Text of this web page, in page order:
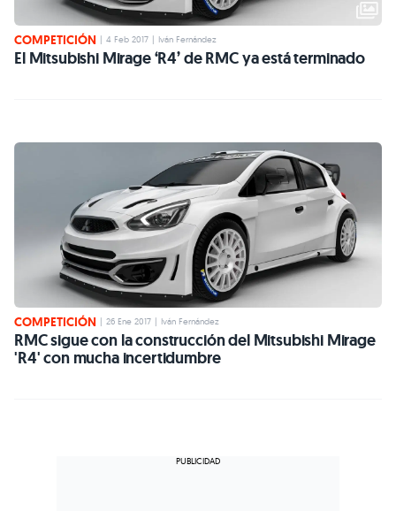
COMPETICIÓN 4 Feb 2017 Iván Fernández
El Mitsubishi Mirage ‘R4’ de RMC ya está terminado
COMPETICIÓN 26 Ene 2017 Iván Fernández
RMC sigue con la construcción del Mitsubishi Mirage
'R4' con mucha incertidumbre